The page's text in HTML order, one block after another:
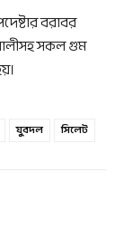
বরাবর
আলীসহ সকল গুম
যুবদল সিলেট